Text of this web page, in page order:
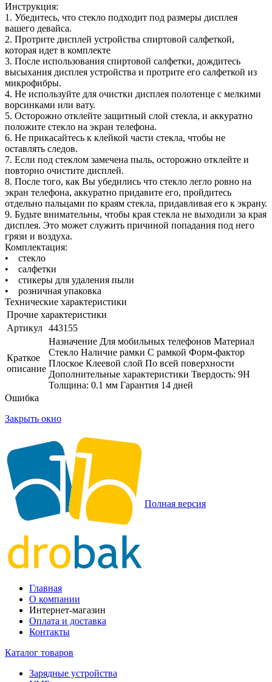
Инструкция:
1. Убедитесь, что стекло подходит под размеры дисплея
вашего девайса.
2. Протрите дисплей устройства спиртовой салфеткой,
которая идет в комплекте
3. После использования спиртовой салфетки, дождитесь
высыхания дисплея устройства и протрите его салфеткой из
микрофибры.
4. Не используйте для очистки дисплея полотенце с мелкими
ворсинками или вату.
5. Осторожно отклейте защитный слой стекла, и аккуратно
положите стекло на экран телефона.
6. Не прикасайтесь к клейкой части стекла, чтобы не
оставлять следов.
7. Если под стеклом замечена пыль, осторожно отклейте и
повторно очистите дисплей.
8. После того, как Вы убедились что стекло легло ровно на
экран телефона, аккуратно придавите его, пройдитесь
отдельно пальцами по краям стекла, придавливая его к экрану.
9. Будьте внимательны, чтобы края стекла не выходили за края
дисплея. Это может служить причиной попадания под него
грязи и воздуха.
Комплектация:
• стекло
• салфетки
• стикеры для удаления пыли
• розничная упаковка
Технические характеристики
Прочие характеристики
Артикул 443155
Краткое
описание
Назначение Для мобильных телефонов Материал
Стекло Наличие рамки C рамкой Форм-фактор
Плоское Клеевой слой По всей поверхности
Дополнительные характеристики Твердость: 9H
Толщина: 0.1 мм Гарантия 14 дней
Ошибка
Закрыть окно
Полная версия
Главная
О компании
Интернет-магазин
Оплата и доставка
Контакты
Каталог товаров
Зарядные устройства